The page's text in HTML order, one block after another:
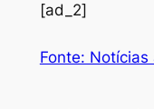
[ad_2]
Fonte: Notícias